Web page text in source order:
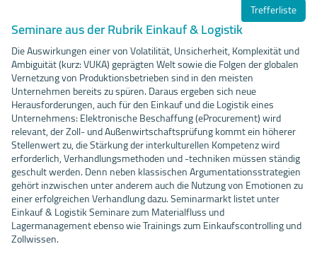
Trefferliste
Seminare aus der Rubrik Einkauf & Logistik
Die Auswirkungen einer von Volatilität, Unsicherheit, Komplexität und
Ambiguität (kurz: VUKA) geprägten Welt sowie die Folgen der globalen
Vernetzung von Produktionsbetrieben sind in den meisten
Unternehmen bereits zu spüren. Daraus ergeben sich neue
Herausforderungen, auch für den Einkauf und die Logistik eines
Unternehmens: Elektronische Beschaffung (eProcurement) wird
relevant, der Zoll- und Außenwirtschaftsprüfung kommt ein höherer
Stellenwert zu, die Stärkung der interkulturellen Kompetenz wird
erforderlich, Verhandlungsmethoden und -techniken müssen ständig
geschult werden. Denn neben klassischen Argumentationsstrategien
gehört inzwischen unter anderem auch die Nutzung von Emotionen zu
einer erfolgreichen Verhandlung dazu. Seminarmarkt listet unter
Einkauf & Logistik Seminare zum Materialfluss und
Lagermanagement ebenso wie Trainings zum Einkaufscontrolling und
Zollwissen.